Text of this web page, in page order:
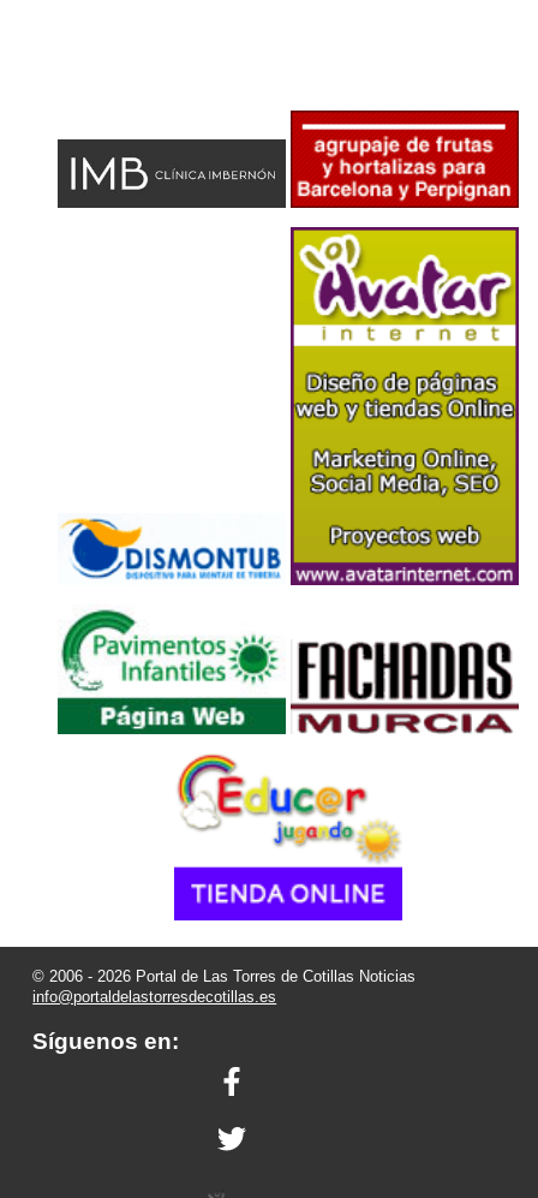
© 2006 - 2026 Portal de Las Torres de Cotillas Noticias
info@portaldelastorresdecotillas.es
Síguenos en: